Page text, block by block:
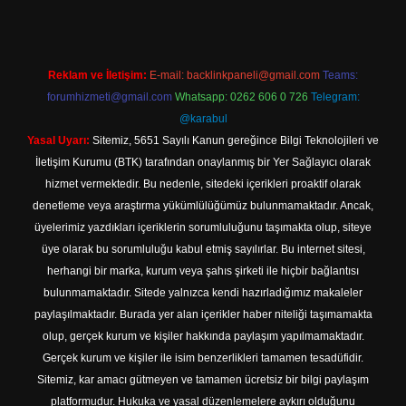
Reklam ve İletişim: E-mail: backlinkpaneli@gmail.com Teams:
forumhizmeti@gmail.com Whatsapp: 0262 606 0 726 Telegram:
@karabul
Yasal Uyarı: Sitemiz, 5651 Sayılı Kanun gereğince Bilgi Teknolojileri ve
İletişim Kurumu (BTK) tarafından onaylanmış bir Yer Sağlayıcı olarak
hizmet vermektedir. Bu nedenle, sitedeki içerikleri proaktif olarak
denetleme veya araştırma yükümlülüğümüz bulunmamaktadır. Ancak,
üyelerimiz yazdıkları içeriklerin sorumluluğunu taşımakta olup, siteye
üye olarak bu sorumluluğu kabul etmiş sayılırlar. Bu internet sitesi,
herhangi bir marka, kurum veya şahıs şirketi ile hiçbir bağlantısı
bulunmamaktadır. Sitede yalnızca kendi hazırladığımız makaleler
paylaşılmaktadır. Burada yer alan içerikler haber niteliği taşımamakta
olup, gerçek kurum ve kişiler hakkında paylaşım yapılmamaktadır.
Gerçek kurum ve kişiler ile isim benzerlikleri tamamen tesadüfidir.
Sitemiz, kar amacı gütmeyen ve tamamen ücretsiz bir bilgi paylaşım
platformudur. Hukuka ve yasal düzenlemelere aykırı olduğunu